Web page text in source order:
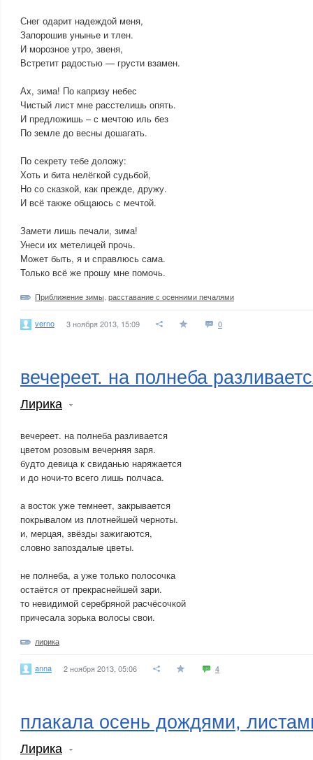
Снег одарит надеждой меня,
Запорошив унынье и тлен.
И морозное утро, звеня,
Встретит радостью — грусти взамен.
Ах, зима! По капризу небес
Чистый лист мне расстелишь опять.
И предложишь – с мечтою иль без
По земле до весны дошагать.
По секрету тебе доложу:
Хоть и бита нелёгкой судьбой,
Но со сказкой, как прежде, дружу.
И всё также общаюсь с мечтой.
Замети лишь печали, зима!
Унеси их метелицей прочь.
Может быть, я и справлюсь сама.
Только всё же прошу мне помочь.
Приближение зимы расставание с осенними печалями
verno 3 ноября 2013, 15:09 0
вечереет. на полнеба
Лирика
вечереет. на полнеба разливается
цветом розовым вечерняя заря.
будто девица к свиданью наряжается
и до ночи-то всего лишь полчаса.
а восток уже темнеет, закрывается
покрывалом из плотнейшей черноты.
и, мерцая, звёзды зажигаются,
словно запоздалые цветы.
не полнеба, а уже только полосочка
остаётся от прекраснейшей зари.
то невидимой серебряной расчёсочкой
причесала зорька волосы свои.
лирика
anna 2 ноября 2013, 05:06 4
плакала осень дождями,
Лирика